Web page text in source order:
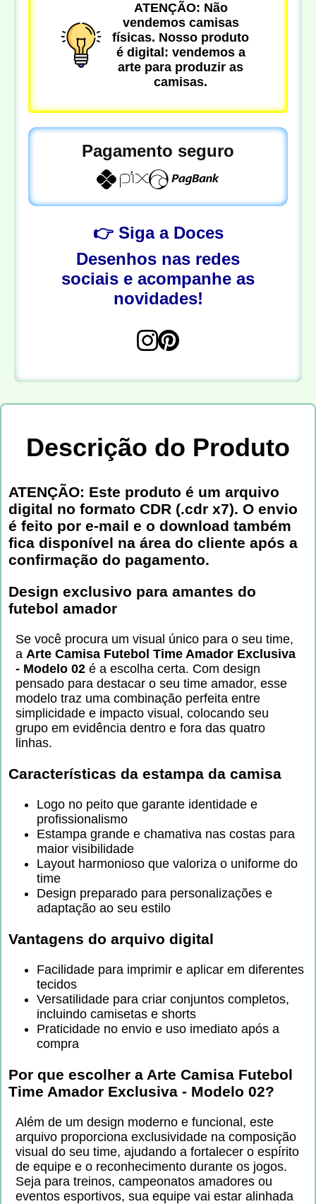
ATENÇÃO: Não
vendemos camisas
físicas. Nosso produto
é digital: vendemos a
arte para produzir as
camisas.
Pagamento seguro
👉 Siga a Doces
Desenhos nas redes
sociais e acompanhe as
novidades!
Descrição do Produto
ATENÇÃO: Este produto é um arquivo
digital no formato CDR (.cdr x7). O envio
é feito por e-mail e o download também
fica disponível na área do cliente após a
confirmação do pagamento.
Design exclusivo para amantes do
futebol amador
Se você procura um visual único para o seu time,
a Arte Camisa Futebol Time Amador Exclusiva
- Modelo 02 é a escolha certa. Com design
pensado para destacar o seu time amador, esse
modelo traz uma combinação perfeita entre
simplicidade e impacto visual, colocando seu
grupo em evidência dentro e fora das quatro
linhas.
Características da estampa da camisa
Logo no peito que garante identidade e
profissionalismo
Estampa grande e chamativa nas costas para
maior visibilidade
Layout harmonioso que valoriza o uniforme do
time
Design preparado para personalizações e
adaptação ao seu estilo
Vantagens do arquivo digital
Facilidade para imprimir e aplicar em diferentes
tecidos
Versatilidade para criar conjuntos completos,
incluindo camisetas e shorts
Praticidade no envio e uso imediato após a
compra
Por que escolher a Arte Camisa Futebol
Time Amador Exclusiva - Modelo 02?
Além de um design moderno e funcional, este
arquivo proporciona exclusividade na composição
visual do seu time, ajudando a fortalecer o espírito
de equipe e o reconhecimento durante os jogos.
Seja para treinos, campeonatos amadores ou
eventos esportivos, sua equipe vai estar alinhada